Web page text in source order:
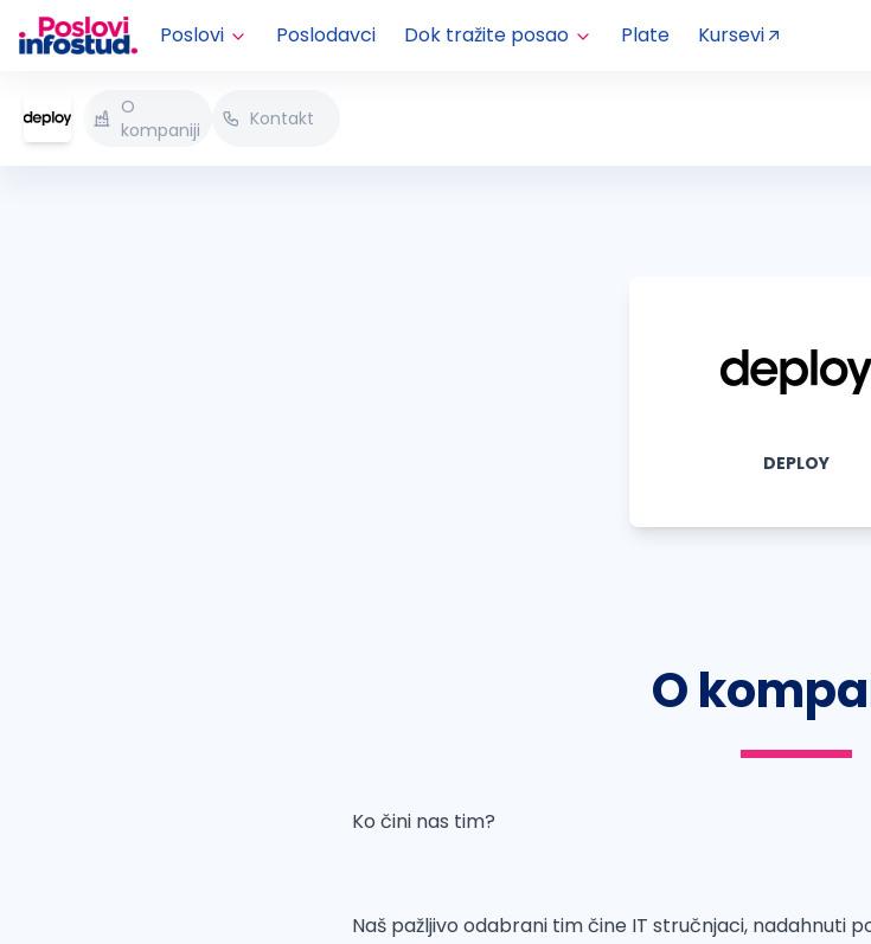
Poslovi Poslodavci Dok tražite posao Plate Kursevi
O
kompaniji
Kontakt
DEPLOY
O
Ko čini nas tim?
Naš pažljivo odabrani tim čine IT stručnjaci, nadahnuti